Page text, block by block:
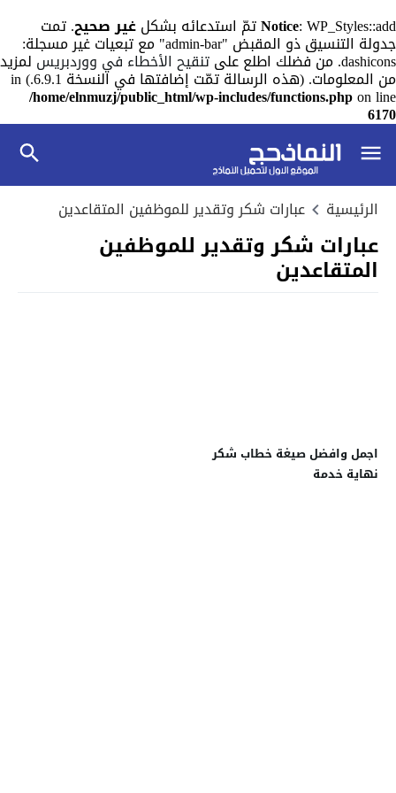
Notice: WP_Styles::add تمّ استدعائه بشكل غير صحيح. تمت
جدولة التنسيق ذو المقبض "admin-bar" مع تبعيات غير مسجلة:
dashicons. من فضلك اطلع على تنقيح الأخطاء في ووردبريس لمزيد
من المعلومات. (هذه الرسالة تمّت إضافتها في النسخة 6.9.1.) in
/home/elnmuzj/public_html/wp-includes/functions.phpon line
6170
الرئيسية عبارات شكر وتقدير للموظفين المتقاعدين
عبارات شكر وتقدير للموظفين
المتقاعدين
اجمل وافضل صيغة خطاب شكر
نهاية خدمة